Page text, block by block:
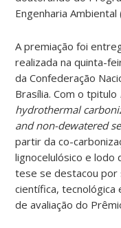
Engenharia Ambiental
A premiação foi
realizada na quinta-
da Confederação
Brasília. Com otpitulo
hydrothermal
and non-dewatered
partir da co-
lignocelulósico e
tese se destacou por
científica,
de avaliação do